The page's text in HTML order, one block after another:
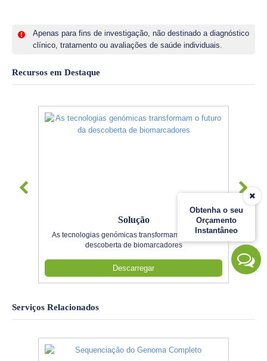
Obtenha o seu
Orçamento
Instantâneo
Apenas para fins de investigação, não destinado a diagnóstico
clínico, tratamento ou avaliações de saúde individuais.
Recursos em Destaque
Solução
As tecnologias genómicas transformam o futuro da
descoberta de biomarcadores
Descarregar
Serviços Relacionados